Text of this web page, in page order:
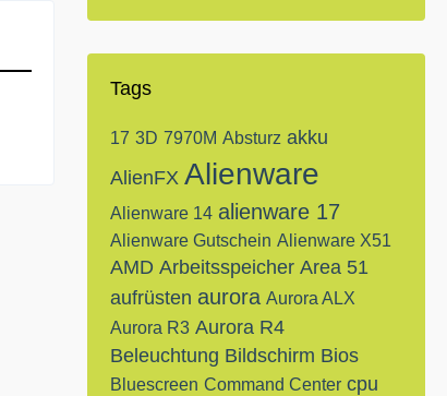
Tags
17 3D 7970M Absturz akku
AlienFX Alienware
Alienware 14 alienware 17
Alienware Gutschein Alienware X51
AMD Arbeitsspeicher Area 51
aufrüsten aurora Aurora ALX
Aurora R3 Aurora R4
Beleuchtung Bildschirm Bios
Bluescreen Command Center cpu